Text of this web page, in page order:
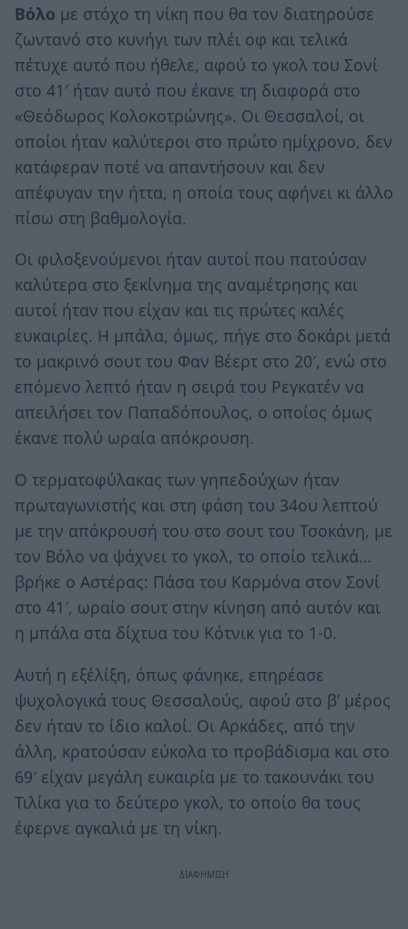
Βόλο με στόχο τη νίκη που θα τον διατηρούσε
ζωντανό στο κυνήγι των πλέι οφ και τελικά
πέτυχε αυτό που ήθελε, αφού το γκολ του Σονί
στο 41′ ήταν αυτό που έκανε τη διαφορά στο
«Θεόδωρος Κολοκοτρώνης». Οι Θεσσαλοί, οι
οποίοι ήταν καλύτεροι στο πρώτο ημίχρονο, δεν
κατάφεραν ποτέ να απαντήσουν και δεν
απέφυγαν την ήττα, η οποία τους αφήνει κι άλλο
πίσω στη βαθμολογία.
Οι φιλοξενούμενοι ήταν αυτοί που πατούσαν
καλύτερα στο ξεκίνημα της αναμέτρησης και
αυτοί ήταν που είχαν και τις πρώτες καλές
ευκαιρίες. Η μπάλα, όμως, πήγε στο δοκάρι μετά
το μακρινό σουτ του Φαν Βέερτ στο 20′, ενώ στο
επόμενο λεπτό ήταν η σειρά του Ρεγκατέν να
απειλήσει τον Παπαδόπουλος, ο οποίος όμως
έκανε πολύ ωραία απόκρουση.
Ο τερματοφύλακας των γηπεδούχων ήταν
πρωταγωνιστής και στη φάση του 34ου λεπτού
με την απόκρουσή του στο σουτ του Τσοκάνη, με
τον Βόλο να ψάχνει το γκολ, το οποίο τελικά…
βρήκε ο Αστέρας: Πάσα του Καρμόνα στον Σονί
στο 41′, ωραίο σουτ στην κίνηση από αυτόν και
η μπάλα στα δίχτυα του Κότνικ για το 1-0.
Αυτή η εξέλίξη, όπως φάνηκε, επηρέασε
ψυχολογικά τους Θεσσαλούς, αφού στο β’ μέρος
δεν ήταν το ίδιο καλοί. Οι Αρκάδες, από την
άλλη, κρατούσαν εύκολα το προβάδισμα και στο
69′ είχαν μεγάλη ευκαιρία με το τακουνάκι του
Τιλίκα για το δεύτερο γκολ, το οποίο θα τους
έφερνε αγκαλιά με τη νίκη.